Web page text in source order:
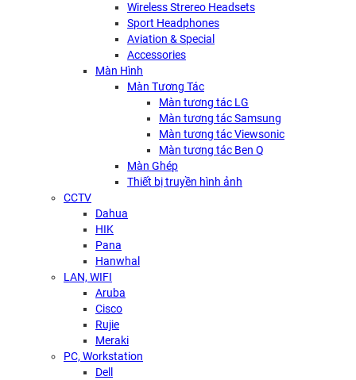
Wireless Strereo Headsets
Sport Headphones
Aviation & Special
Accessories
Màn Hình
Màn Tương Tác
Màn tương tác LG
Màn tương tác Samsung
Màn tương tác Viewsonic
Màn tương tác Ben Q
Màn Ghép
Thiết bị truyền hình ảnh
CCTV
Dahua
HIK
Pana
Hanwhal
LAN, WIFI
Aruba
Cisco
Rujie
Meraki
PC, Workstation
Dell